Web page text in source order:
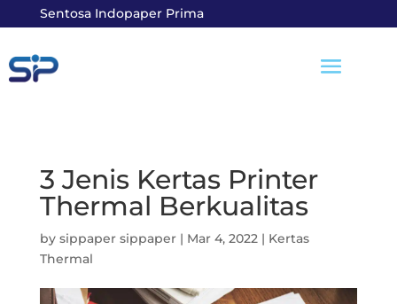
Sentosa Indopaper Prima
3 Jenis Kertas Printer
Thermal Berkualitas
by sippaper sippaper| Mar 4, 2022| Kertas
Thermal